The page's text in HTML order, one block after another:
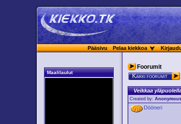
Pääsivu Pelaa kiekkoa
Maalilaulut
Foorumit
Kaikki foorumit
Veikkaa
Created by: Anonymous
Dööneri